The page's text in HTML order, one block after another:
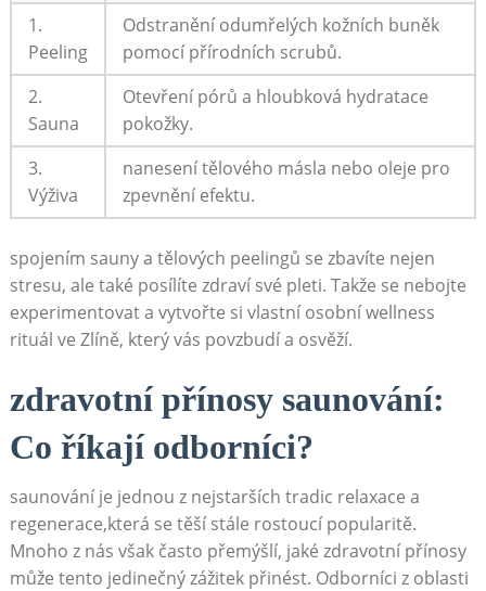
1.
Peeling
Odstranění odumřelých kožních buněk
pomocí přírodních scrubů.
2.
Sauna
Otevření pórů a hloubková hydratace
pokožky.
3.
Výživa
nanesení tělového másla nebo oleje pro
zpevnění efektu.
spojením sauny a tělových peelingů se zbavíte nejen
stresu, ale také posílíte zdraví své pleti. Takže se nebojte
experimentovat a vytvořte si vlastní osobní wellness
rituál ve Zlíně, který vás povzbudí a osvěží.
zdravotní přínosy saunování:
Co říkají odborníci?
saunování je jednou z nejstarších tradic relaxace a
regenerace,která se těší stále rostoucí popularitě.
Mnoho z nás však často přemýšlí, jaké zdravotní přínosy
může tento jedinečný zážitek přinést. Odborníci z oblasti